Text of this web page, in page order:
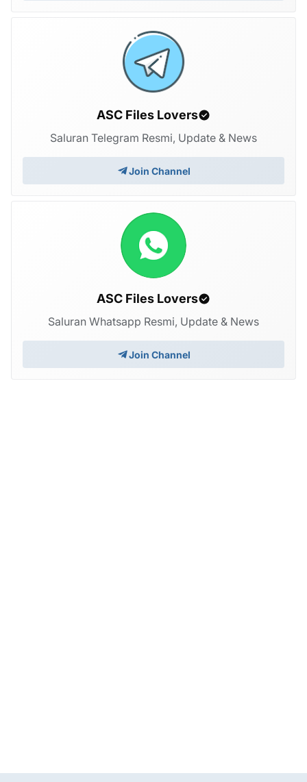
ASC Files Lovers
Saluran Telegram Resmi, Update & News
Join Channel
ASC Files Lovers
Saluran Whatsapp Resmi, Update & News
Join Channel